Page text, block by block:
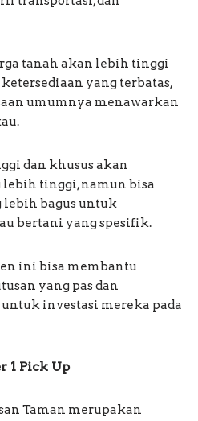
tanah akan lebih tinggi
yang terbatas,
umumnya menawarkan
dan khusus akan
tinggi, namun bisa
bagus untuk
bertani yang spesifik.
ini bisa membantu
yang pas dan
investasi mereka pada
1 Pick Up
Taman merupakan